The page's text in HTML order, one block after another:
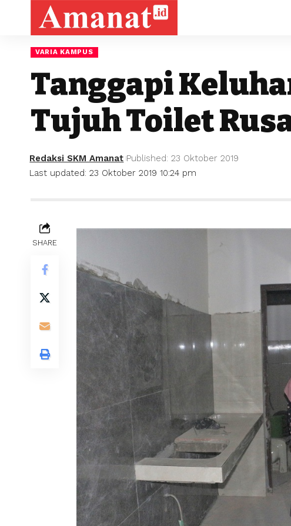
VARIA KAMPUS
Tanggapi
Tujuh Toilet
Last updated: 23 Oktober 2019 10:24 pm
Redaksi SKM Amanat Published: 23 Oktober 2019
SHARE